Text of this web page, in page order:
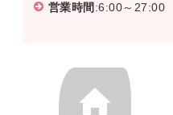
営業時間 :6:00～27:00